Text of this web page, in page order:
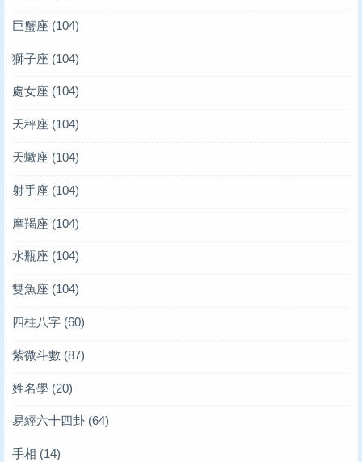
巨蟹座 (104)
獅子座 (104)
處女座 (104)
天秤座 (104)
天蠍座 (104)
射手座 (104)
摩羯座 (104)
水瓶座 (104)
雙魚座 (104)
四柱八字 (60)
紫微斗數 (87)
姓名學 (20)
易經六十四卦 (64)
手相 (14)